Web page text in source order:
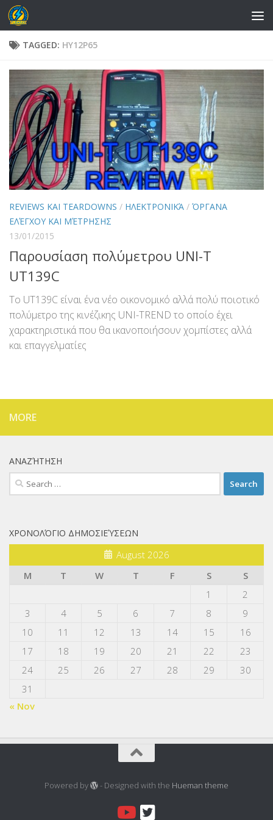
Skip to content
TAGGED: HY12P65
REVIEWS ΚΑΙ TEARDOWNS / ΗΛΕΚΤΡΟΝΙΚΆ / ΌΡΓΑΝΑ
ΕΛΈΓΧΟΥ ΚΑΙ ΜΈΤΡΗΣΗΣ
13/01/2015
Παρουσίαση πολύμετρου UNI-T
UT139C
Το UT139C είναι ένα νέο οικονομικό αλλά πολύ ποιοτικό
πολύμετρο της κινέζικης UNI-TREND το οποίο έχει
χαρακτηριστικά που θα ικανοποιήσουν χομπίστες αλλά
και επαγγελματίες
MORE
ΑΝΑΖΉΤΗΣΗ
Search
for:
ΧΡΟΝΟΛΌΓΙΟ ΔΗΜΟΣΙΕΎΣΕΩΝ
August 2026
M
T W T F S
S
1
2
3
4 5 6 7 8
9
10
11 12 13 14 15
16
17
18 19 20 21 22
23
24
25 26 27 28 29
30
31
« Nov
Powered by - Designed with the Hueman theme